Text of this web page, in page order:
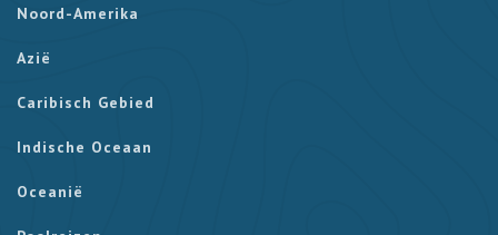
Noord-Amerika
Azië
Caribisch Gebied
Indische Oceaan
Oceanië